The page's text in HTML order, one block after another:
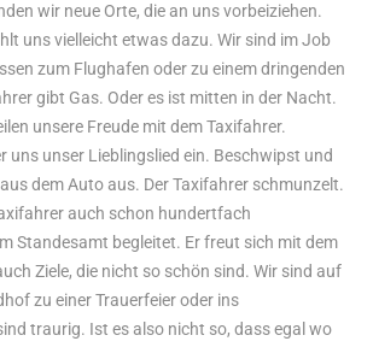
wir neue Orte, die an uns vorbeiziehen.
uns vielleicht etwas dazu. Wir sind im Job
zum Flughafen oder zu einem dringenden
gibt Gas. Oder es ist mitten in der Nacht.
unsere Freude mit dem Taxifahrer.
uns unser Lieblingslied ein. Beschwipst und
dem Auto aus. Der Taxifahrer schmunzelt.
auch schon hundertfach
Standesamt begleitet. Er freut sich mit dem
Ziele, die nicht so schön sind. Wir sind auf
zu einer Trauerfeier oder ins
traurig. Ist es also nicht so, dass egal wo